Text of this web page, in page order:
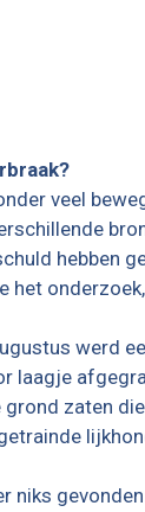
veel
hebben
het
werd
laagje
zaten
niks